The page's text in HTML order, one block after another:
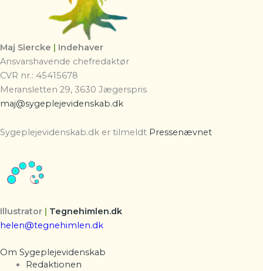
Maj Siercke | Indehaver
Ansvarshavende chefredaktør
CVR nr.: 45415678
Meransletten 29, 3630 Jægerspris
maj@sygeplejevidenskab.dk
Sygeplejevidenskab.dk er tilmeldt Pressenævnet
Illustrator | Tegnehimlen.dk
helen@tegnehimlen.dk
Om Sygeplejevidenskab
Redaktionen